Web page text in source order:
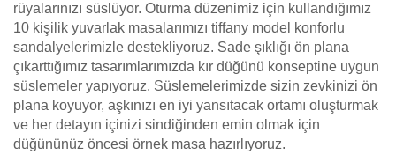
rüyalarınızı süslüyor. Oturma düzenimiz için kullandığımız
10 kişilik yuvarlak masalarımızı tiffany model konforlu
sandalyelerimizle destekliyoruz. Sade şıklığı ön plana
çıkarttığımız tasarımlarımızda kır düğünü konseptine uygun
süslemeler yapıyoruz. Süslemelerimizde sizin zevkinizi ön
plana koyuyor, aşkınızı en iyi yansıtacak ortamı oluşturmak
ve her detayın içinizi sindiğinden emin olmak için
düğününüz öncesi örnek masa hazırlıyoruz.